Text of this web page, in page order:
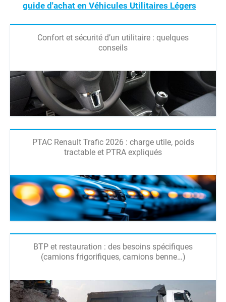
guide d'achat en Véhicules Utilitaires Légers
Confort et sécurité d’un utilitaire : quelques
conseils
PTAC Renault Trafic 2026 : charge utile, poids
tractable et PTRA expliqués
BTP et restauration : des besoins spécifiques
(camions frigorifiques, camions benne…)